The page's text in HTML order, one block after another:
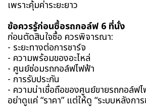
เพราะคุ้มค่าระยะยาว
ข้อควรรู้ก่อนซื้อรถกอล์ฟ 6 ที่นั่ง
ก่อนตัดสินใจซื้อ ควรพิจารณา:
- ระยะทางต่อการชาร์จ
- ความพร้อมของอะไหล่
- ศูนย์ซ่อมรถกอล์ฟไฟฟ้า
- การรับประกัน
- ความน่าเชื่อถือของศูนย์ขายรถกอล์ฟ
อย่าดูแค่ “ราคา” แต่ให้ดู “ระบบหลังการ